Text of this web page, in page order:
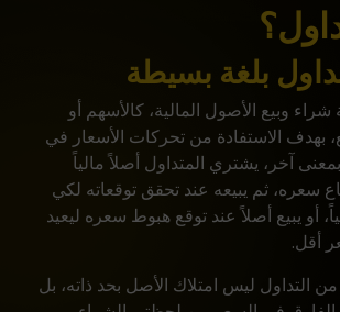
بلغة بسيطة
شراء وبيع الأصول المالية، كالأسهم أو
بهدف الاستفادة من تحركات الأسعار في
بمعنى آخر، يشتري المتداول أصلاً مالياً
سعره، ثم يبيعه عند تحقق توقعاته لكي
أو يبيع أصلاً عند توقع هبوط سعره ليعيد
أقل.
التداول ليس امتلاك الأصل بحد ذاته، بل